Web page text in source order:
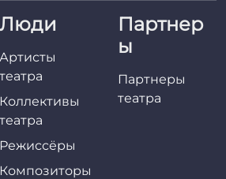
Люди
Артисты
театра
Коллективы
театра
Режиссёры
Композиторы
Партнер
ы
Партнеры
театра